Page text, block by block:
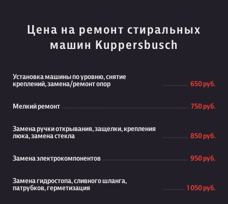
Цена на ремонт стиральных
машин Kuppersbusch
Установка машины по уровню, снятие
креплений, замена/ремонт опор
650 руб.
Мелкий ремонт 750 руб.
Замена ручки открывания, защелки, крепления
люка, замена стекла
850 руб.
Замена электрокомпонентов 950 руб.
Замена гидростопа, сливного шланга,
патрубков, герметизация
1 050 руб.